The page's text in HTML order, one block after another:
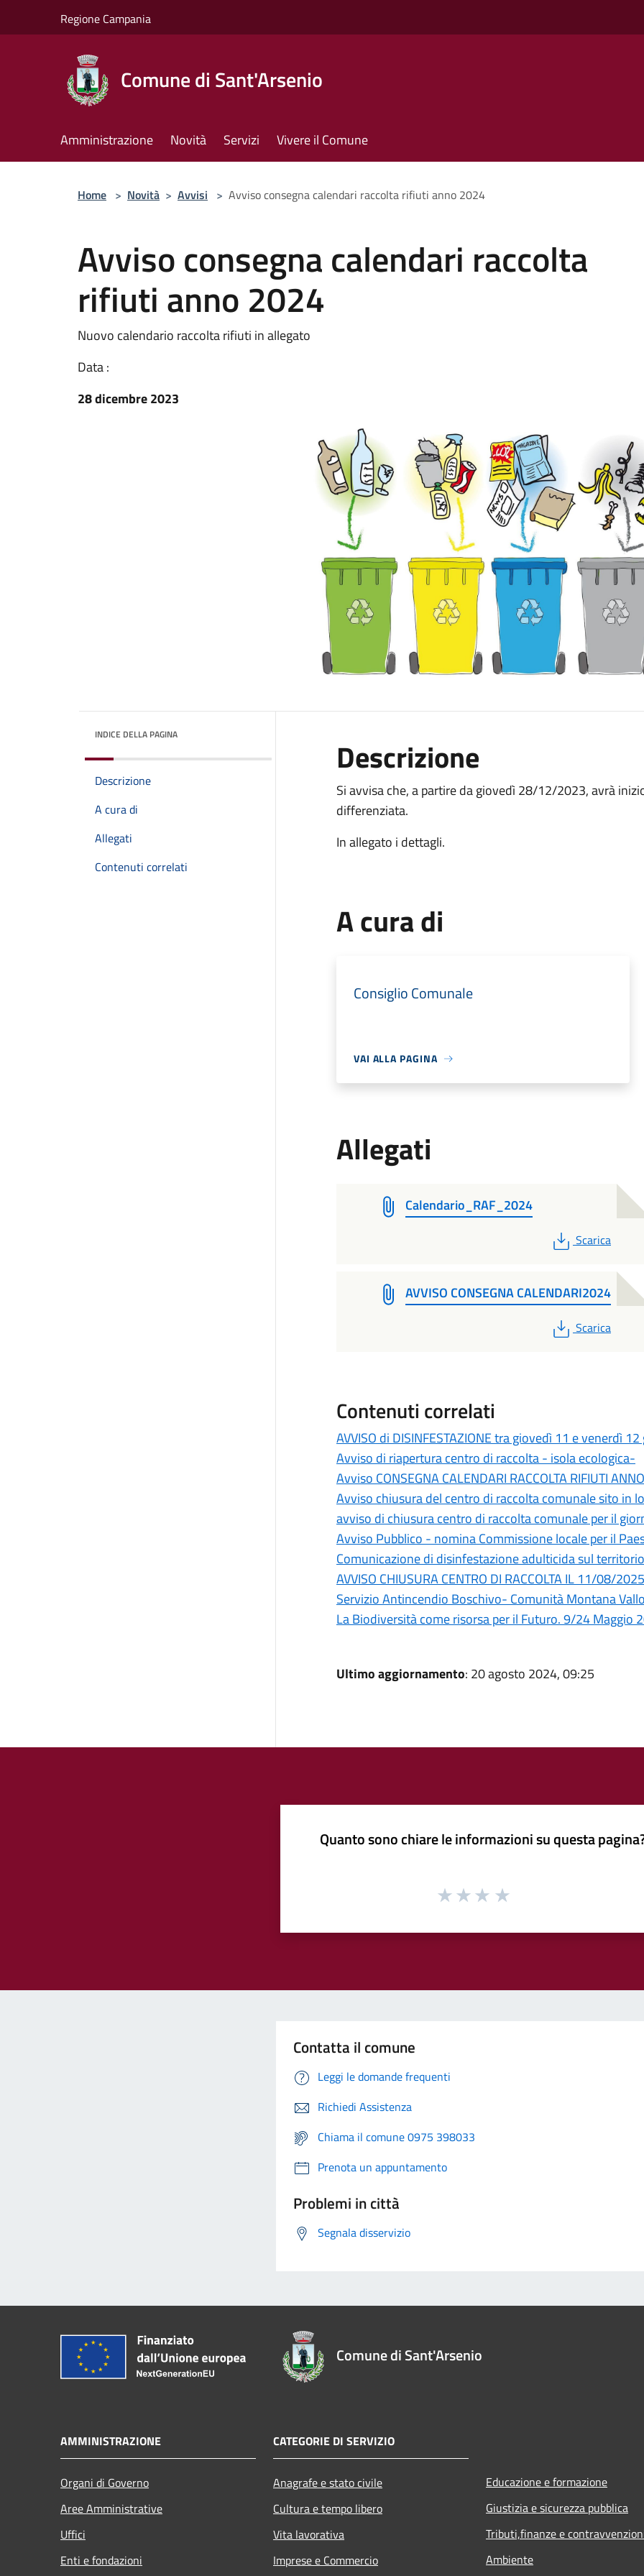
Regione Campania
Comune di Sant'Arsenio
Amministrazione Novità Servizi Vivere il Comune
Home > Novità > Avvisi > Avviso consegna calendari raccolta rifiuti anno 2024
Avviso consegna calendari raccolta
rifiuti anno 2024
Nuovo calendario raccolta rifiuti in allegato
Data :
28 dicembre 2023
INDICE DELLA PAGINA
Descrizione
A cura di
Allegati
Contenuti correlati
Descrizione
Si avvisa che, a partire da giovedì 28/12/2023, avrà
differenziata.
In allegato i dettagli.
A cura di
Consiglio Comunale
VAI ALLA PAGINA
Allegati
Calendario_RAF_2024
PDF
Scarica
AVVISO CONSEGNA CALENDARI2024
PDF
Scarica
Contenuti correlati
AVVISO di DISINFESTAZIONE tra giovedì 11 e venerdì
Avviso di riapertura centro di raccolta - isola ecologica-
Avviso CONSEGNA CALENDARI RACCOLTA RIFIUTI
Avviso chiusura del centro di raccolta comunale sito in
avviso di chiusura centro di raccolta comunale per il
Avviso Pubblico - nomina Commissione locale per il
Comunicazione di disinfestazione adulticida sul
AVVISO CHIUSURA CENTRO DI RACCOLTA IL 11/08/
Servizio Antincendio Boschivo- Comunità Montana
La Biodiversità come risorsa per il Futuro. 9/24 Maggio
Ultimo aggiornamento: 20 agosto 2024, 09:25
Quanto sono chiare le informazioni su questa
Contatta il comune
Leggi le domande frequenti
Richiedi Assistenza
Chiama il comune 0975 398033
Prenota un appuntamento
Problemi in città
Segnala disservizio
Comune di Sant'Arsenio
AMMINISTRAZIONE
Organi di Governo
Aree Amministrative
Uffici
Enti e fondazioni
CATEGORIE DI SERVIZIO
Anagrafe e stato civile
Cultura e tempo libero
Vita lavorativa
Imprese e Commercio
Educazione e formazione
Giustizia e sicurezza pubblica
Tributi,finanze e
Ambiente